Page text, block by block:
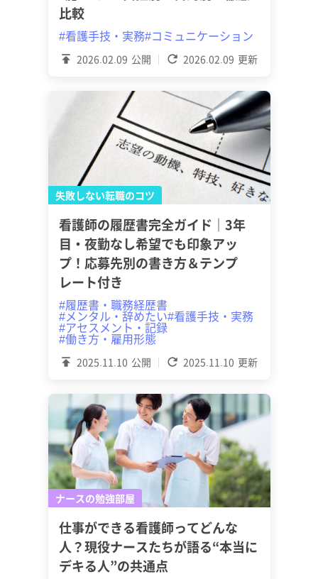
2026.02.09 公開 2026.02.09 更新
比較
#看護手技・実務#コミュニケーション
失敗しない転職のコツ
2025.11.10 公開 2025.11.10 更新
看護師の履歴書完全ガイド｜3年
目・夜勤なし希望でも印象アッ
プ！応募先別の書き方＆テンプ
レート付き
#履歴書・職務経歴書
#メンタル・辞めたい#看護手技・実務
#アセスメント・記録
#働き方・雇用形態
ナースの勉強部屋
仕事ができる看護師ってどんな
人？現役ナースたちが語る“本当に
デキる人”の共通点